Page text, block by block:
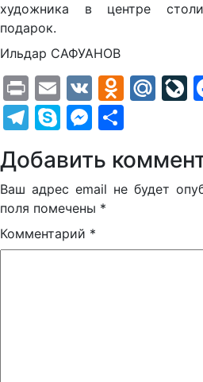
художника в центре
подарок.
Ильдар САФУАНОВ
PrintEmail
VK
Telegram
Skype
Добавить
Ваш адрес email не будет
поля помечены *
Комментарий *